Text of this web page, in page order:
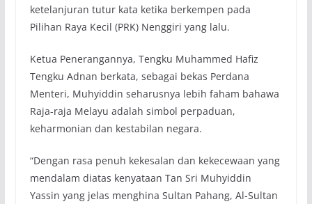
ketelanjuran tutur kata ketika berkempen pada
Pilihan Raya Kecil (PRK) Nenggiri yang lalu.
Ketua Penerangannya, Tengku Muhammed Hafiz
Tengku Adnan berkata, sebagai bekas Perdana
Menteri, Muhyiddin seharusnya lebih faham bahawa
Raja-raja Melayu adalah simbol perpaduan,
keharmonian dan kestabilan negara.
“Dengan rasa penuh kekesalan dan kekecewaan yang
mendalam diatas kenyataan Tan Sri Muhyiddin
Yassin yang jelas menghina Sultan Pahang, Al-Sultan